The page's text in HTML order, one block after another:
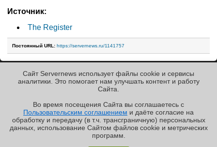
✖
Источник:
The Register
Постоянный URL: https://servernews.ru/1141757
« Назад к ленте
РЕКЛАМА • ООО «ЛАБОРАТОРИЯ ЧИСЛИТЕЛЬ»
Copyright ©2010-2026
Servernews.Пользовательское
соглашение
Сайт Servernews использует файлы cookie и сервисы
аналитики. Это помогает нам улучшать контент и работу
Cайта.
Во время посещения Cайта вы соглашаетесь с
Пользовательским соглашением и даёте согласие на
обработку и передачу (в т.ч. трансграничную) персональных
данных, использование Cайтом файлов cookie и метрических
программ.